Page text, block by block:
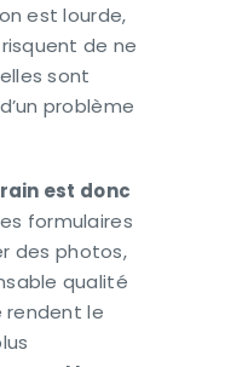
est lourde,
de ne
sont
problème
est donc
formulaires
des photos,
qualité
rendent le